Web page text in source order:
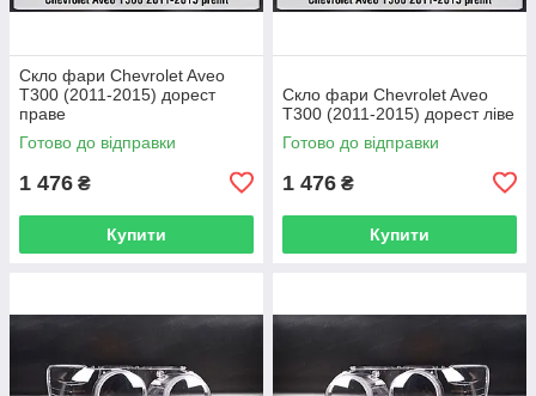
Скло фари Chevrolet Aveo
T300 (2011-2015) дорест
праве
Готово до відправки
1 476 ₴
Купити
Скло фари Chevrolet Aveo
T300 (2011-2015) дорест ліве
Готово до відправки
1 476 ₴
Купити